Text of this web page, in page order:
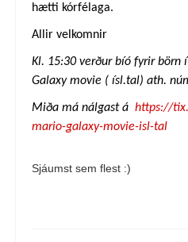
hætti kórfélaga.
Allir velkomnir
Kl. 15:30 verður bíó fyrir börn
Galaxy movie ( ísl.tal) ath.
Miða má nálgast á https://
mario-galaxy-movie-isl-tal
Sjáumst sem flest :)